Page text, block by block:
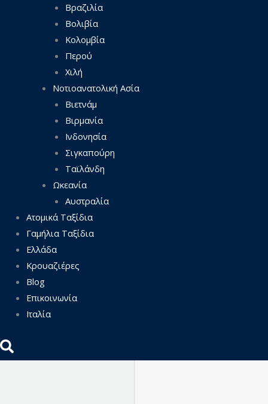
Βραζιλία
Βολιβία
Κολομβία
Περού
Χιλή
Νοτιοανατολική Ασία
Βιετνάμ
Βιρμανία
Ινδονησία
Σιγκαπούρη
Ταϊλάνδη
Ωκεανία
Αυστραλία
Ατομικά Ταξίδια
Γαμήλια Ταξίδια
Ελλάδα
Κρουαζιέρες
Blog
Επικοινωνία
Ιταλία